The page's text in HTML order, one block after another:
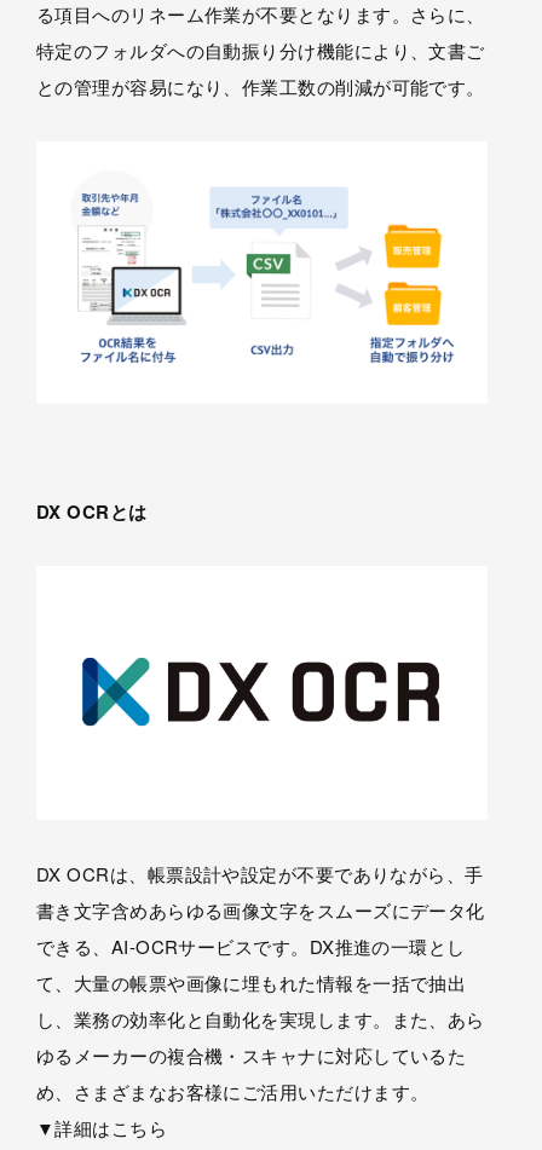
る項目へのリネーム作業が不要となります。さらに、
特定のフォルダへの自動振り分け機能により、文書ご
との管理が容易になり、作業工数の削減が可能です。
DX OCRとは
DX OCRは、帳票設計や設定が不要でありながら、手
書き文字含めあらゆる画像文字をスムーズにデータ化
できる、AI-OCRサービスです。DX推進の一環とし
て、大量の帳票や画像に埋もれた情報を一括で抽出
し、業務の効率化と自動化を実現します。また、あら
ゆるメーカーの複合機・スキャナに対応しているた
め、さまざまなお客様にご活用いただけます。
▼詳細はこちら